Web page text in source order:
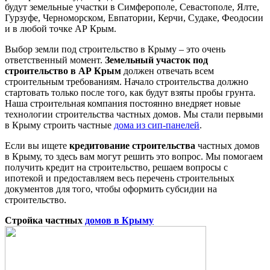
будут земельные участки в Симферополе, Севастополе, Ялте,
Гурзуфе, Черноморском, Евпатории, Керчи, Судаке, Феодосии
и в любой точке АР Крым.
Выбор земли под строительство в Крыму – это очень
ответственный момент. Земельный участок под
строительство в АР Крым должен отвечать всем
строительным требованиям. Начало строительства должно
стартовать только после того, как будут взяты пробы грунта.
Наша строительная компания постоянно внедряет новые
технологии строительства частных домов. Мы стали первыми
в Крыму строить частные дома из сип-панелей.
Если вы ищете кредитование строительства частных домов
в Крыму, то здесь вам могут решить это вопрос. Мы помогаем
получить кредит на строительство, решаем вопросы с
ипотекой и предоставляем весь перечень строительных
документов для того, чтобы оформить субсидии на
строительство.
Стройка частных домов в Крыму